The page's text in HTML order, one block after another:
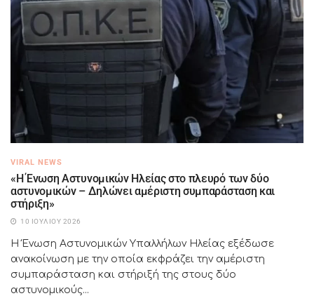
VIRAL NEWS
«Η Ένωση Αστυνομικών Ηλείας στο πλευρό των δύο
αστυνομικών – Δηλώνει αμέριστη συμπαράσταση και
στήριξη»
10 ΙΟΥΛΊΟΥ 2026
Η Ένωση Αστυνομικών Υπαλλήλων Ηλείας εξέδωσε
ανακοίνωση με την οποία εκφράζει την αμέριστη
συμπαράσταση και στήριξή της στους δύο
αστυνομικούς...